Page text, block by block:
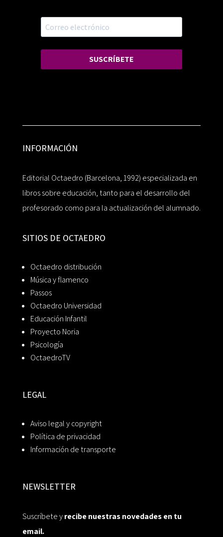
SUSCRÍBETE
INFORMACIÓN
Editorial Octaedro (Barcelona, 1992) especializada en
libros sobre educación, tanto para el desarrollo del
profesorado como para la actualización del alumnado.
SITIOS DE OCTAEDRO
Octaedro distribución
Música y flamenco
Passos
Octaedro Universidad
Educación Infantil
Proyecto Noria
Psicología
OctaedroTV
LEGAL
Aviso legal y copyright
Política de privacidad
Información de transporte
NEWSLETTER
Suscríbete yrecibe nuestras novedades en tu
email.